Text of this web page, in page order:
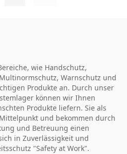
wie Handschutz,
Warnschutz und
Produkte an. Durch unser
können wir Ihnen
Produkte liefern. Sie als
und bekommen durch
und Betreuung einen
in Zuverlässigkeit und
"Safety at Work".